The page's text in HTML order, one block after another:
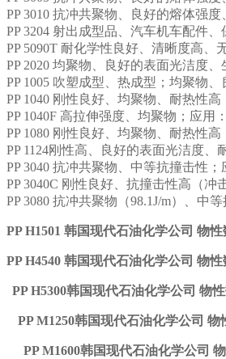
PP 3010 抗冲共聚物、良好的熔体强
PP 3204 射出成型品、汽车机车配件
PP 5090T 耐化学性良好、清晰度高
PP 2020 均聚物、良好的表面光洁度
PP 1005 吹塑成型、热成型；均聚物
PP 1040 刚性良好、均聚物、耐热性
PP 1040F 高拉伸强度、均聚物；应用
PP 1080 刚性良好、均聚物、耐热性
PP 1124刚性高、良好的表面光洁度
PP 3040 抗冲共聚物、中等抗撞击性
PP 3040C 刚性良好、抗撞击性高（
PP 3080 抗冲共聚物（98.1J/m）、中
PPH1501 韩国现代石油化学公司 物性
PPH4540 韩国现代石油化学公司 物性
PPH5300韩国现代石油化学公司 物性
PPM1250韩国现代石油化学公司 物
PPM1600韩国现代石油化学公司